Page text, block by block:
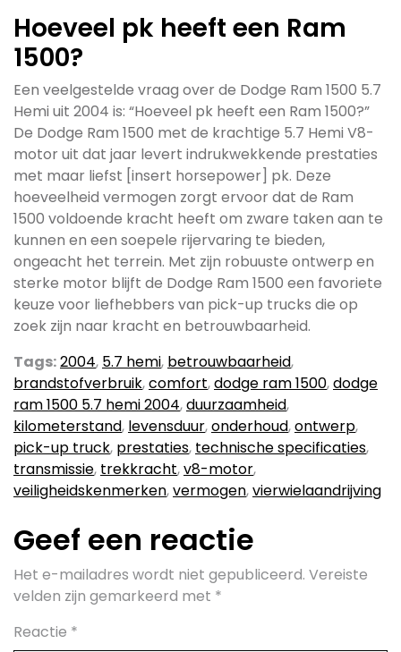
Hoeveel pk heeft een Ram
1500?
Een veelgestelde vraag over de Dodge Ram 1500 5.7
Hemi uit 2004 is: “Hoeveel pk heeft een Ram 1500?”
De Dodge Ram 1500 met de krachtige 5.7 Hemi V8-
motor uit dat jaar levert indrukwekkende prestaties
met maar liefst [insert horsepower] pk. Deze
hoeveelheid vermogen zorgt ervoor dat de Ram
1500 voldoende kracht heeft om zware taken aan te
kunnen en een soepele rijervaring te bieden,
ongeacht het terrein. Met zijn robuuste ontwerp en
sterke motor blijft de Dodge Ram 1500 een favoriete
keuze voor liefhebbers van pick-up trucks die op
zoek zijn naar kracht en betrouwbaarheid.
Tags:2004, 5.7 hemi, betrouwbaarheid,
brandstofverbruik,comfort,dodge ram 1500,dodge
ram 1500 5.7 hemi 2004,duurzaamheid,
kilometerstand, levensduur,onderhoud,ontwerp,
pick-up truck, prestaties, technische specificaties,
transmissie, trekkracht,v8-motor,
veiligheidskenmerken,vermogen,vierwielaandrijving
Geef een reactie
Het e-mailadres wordt niet gepubliceerd. Vereiste
velden zijn gemarkeerd met *
Reactie *